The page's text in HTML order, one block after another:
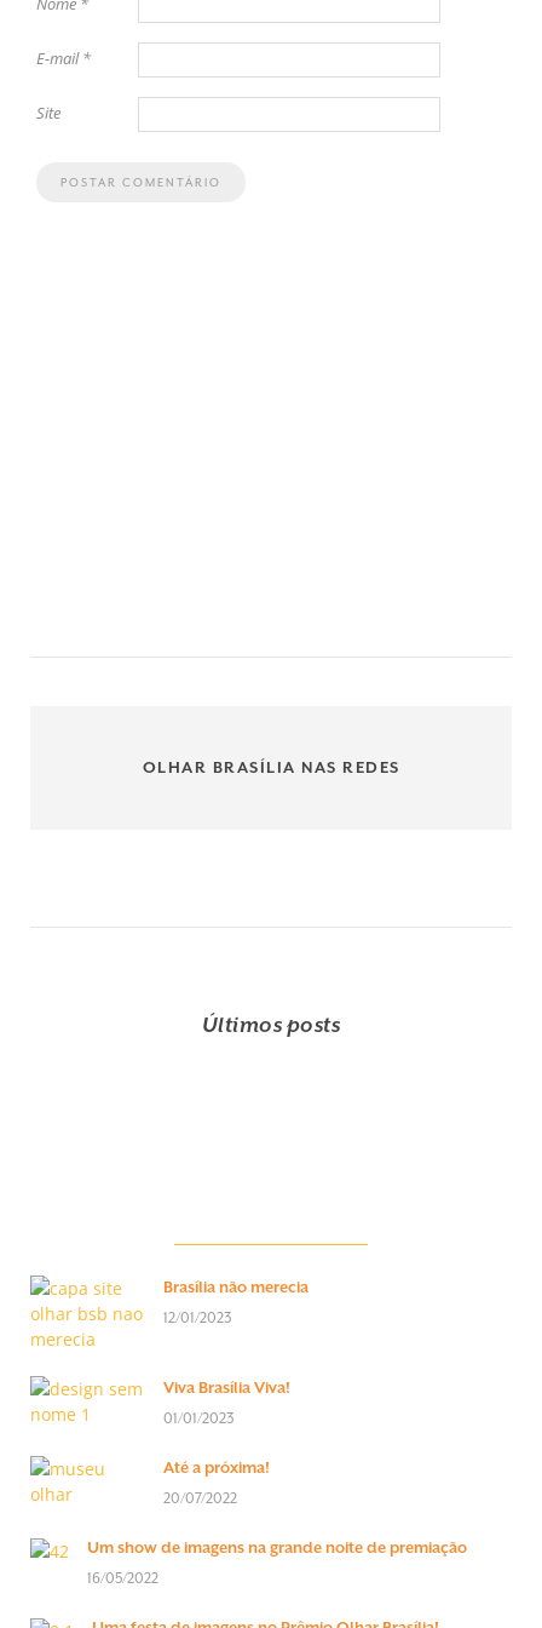
E-mail*
Site
OLHAR BRASÍLIA NAS REDES
Últimos posts
Brasília não merecia
12/01/2023
Viva Brasília Viva!
01/01/2023
Até a próxima!
20/07/2022
Um show de imagens na grande noite de premiação
16/05/2022